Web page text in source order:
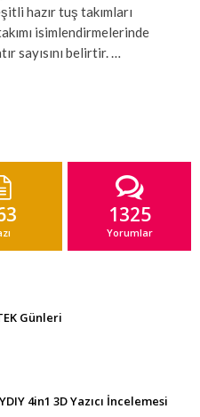
hazır tuş takımları
isimlendirmelerinde
sayısını belirtir. …
1325
Yorumlar
Günleri
4in1 3D Yazıcı İncelemesi